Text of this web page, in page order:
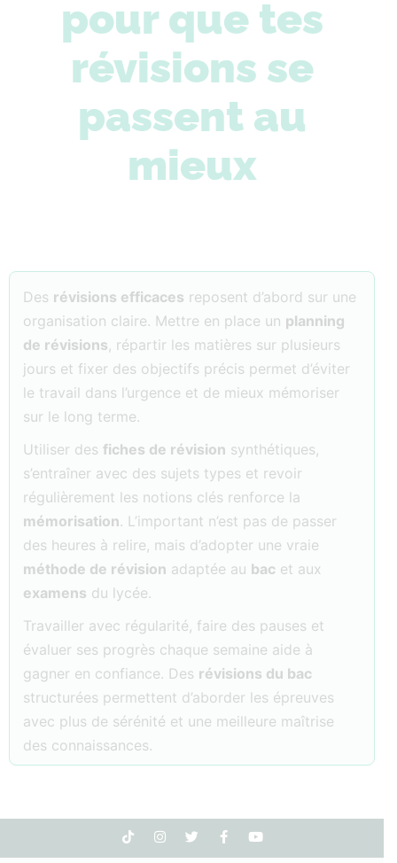
pour que tes
révisions se
passent au
mieux
Des révisions efficaces reposent d’abord sur une
organisation claire. Mettre en place un planning
de révisions, répartir les matières sur plusieurs
jours et fixer des objectifs précis permet d’éviter
le travail dans l’urgence et de mieux mémoriser
sur le long terme.
Utiliser des fiches de révision synthétiques,
s’entraîner avec des sujets types et revoir
régulièrement les notions clés renforce la
mémorisation. L’important n’est pas de passer
des heures à relire, mais d’adopter une vraie
méthode de révision adaptée au bac et aux
examens du lycée.
Travailler avec régularité, faire des pauses et
évaluer ses progrès chaque semaine aide à
gagner en confiance. Des révisions du bac
structurées permettent d’aborder les épreuves
avec plus de sérénité et une meilleure maîtrise
des connaissances.